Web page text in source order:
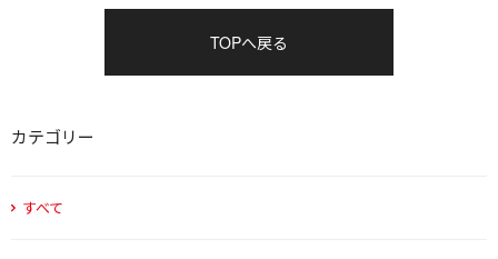
カテゴリー
すべて
TOPへ戻る